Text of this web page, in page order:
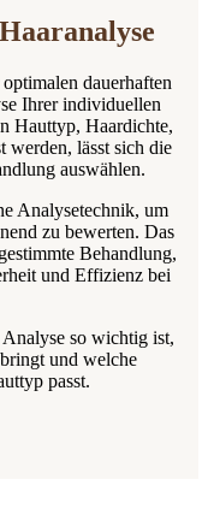
dauerhaften
Ihrer individuellen
Hauttyp, Haardichte,
werden, lässt sich die
auswählen.
Analysetechnik, um
zu bewerten. Das
Behandlung,
und Effizienz bei
so wichtig ist,
und welche
passt.